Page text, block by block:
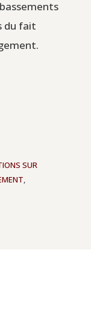
du fait
SUR
,